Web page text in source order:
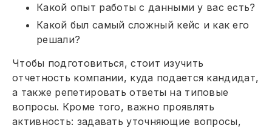
Какой опыт работы с данными у вас есть?
Какой был самый сложный кейс и как его
решали?
Чтобы подготовиться, стоит изучить
отчетность компании, куда подается кандидат,
а также репетировать ответы на типовые
вопросы. Кроме того, важно проявлять
активность: задавать уточняющие вопросы,